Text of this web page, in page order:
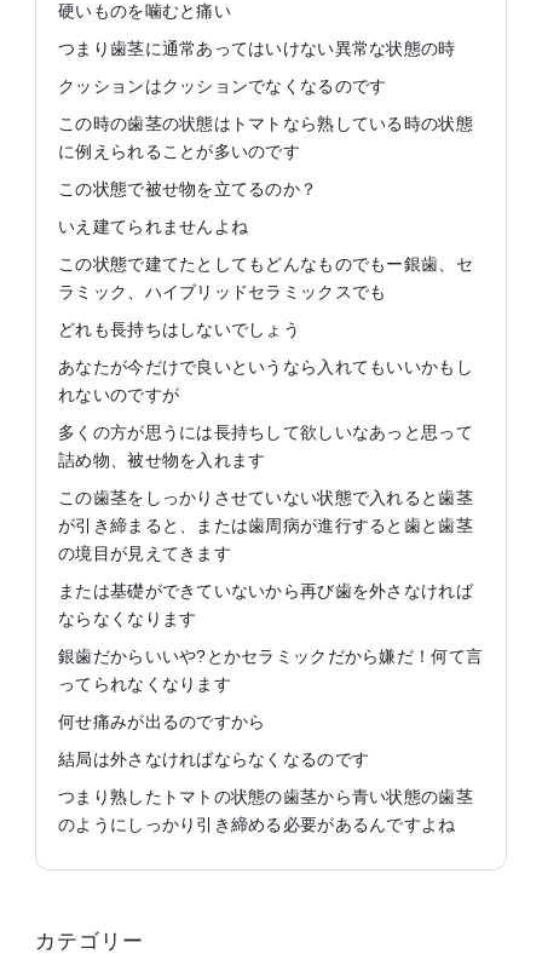
硬いものを噛むと痛い
つまり歯茎に通常あってはいけない異常な状態の時
クッションはクッションでなくなるのです
この時の歯茎の状態はトマトなら熟している時の状態
に例えられることが多いのです
この状態で被せ物を立てるのか？
いえ建てられませんよね
この状態で建てたとしてもどんなものでもー銀歯、セ
ラミック、ハイブリッドセラミックスでも
どれも長持ちはしないでしょう
あなたが今だけで良いというなら入れてもいいかもし
れないのですが
多くの方が思うには長持ちして欲しいなあっと思って
詰め物、被せ物を入れます
この歯茎をしっかりさせていない状態で入れると歯茎
が引き締まると、または歯周病が進行すると歯と歯茎
の境目が見えてきます
または基礎ができていないから再び歯を外さなければ
ならなくなります
銀歯だからいいや?とかセラミックだから嫌だ！何て言
ってられなくなります
何せ痛みが出るのですから
結局は外さなければならなくなるのです
つまり熟したトマトの状態の歯茎から青い状態の歯茎
のようにしっかり引き締める必要があるんですよね
カテゴリー